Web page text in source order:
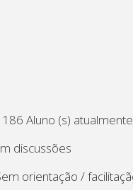
Aluno (s)
discussões
orientação /